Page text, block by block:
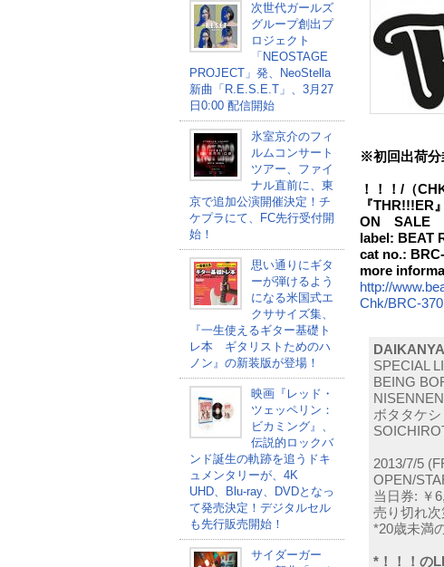
次世代ガールズ
グループ創出プ
ロジェクト
「NEOSTAGE
PROJECT」発、NeoStella
新曲「R.E.S.E.T」、3月27
日0:00 配信開始
氷室京介のフィ
ルムコンサート
ツアー、ファイ
ナル直前に、東
京で追加公演開催決定！チ
ケプラにて、FC先行受付開
始！
思い通りにギタ
ーが弾けるよう
になる米国式エ
クササイズ集、
『一生使えるギター基礎ト
レ本 ギタリストためのハ
ノン』の新装版が登場！
映画『レッド・
ツェッペリン：
ビカミング』、
伝説的ロックバ
ンド誕生の軌跡を追うドキ
ュメンタリーが、4K
UHD、Blu-ray、DVDとなっ
て発売決定！デジタルセル
も先行販売開始！
サイダーガー
※初回出荷
！！！/（
『THR!!!ER』
ON SALE
label: BEAT
cat no.:
more
http://
Chk/BRC-370
SPECIAL
BEING
ボタタケ
2013/7/5
OPEN/
当日券: ￥
売り切れ次
*20歳未満
*！！！の